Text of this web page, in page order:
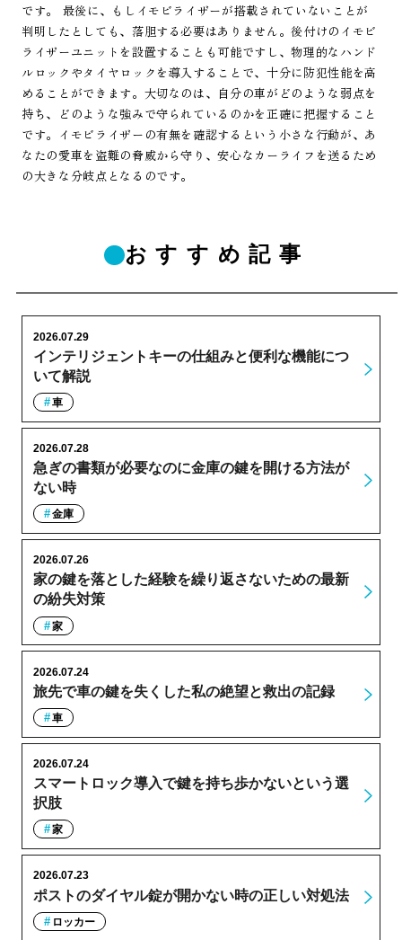
です。 最後に、もしイモビライザーが搭載されていないことが
判明したとしても、落胆する必要はありません。後付けのイモビ
ライザーユニットを設置することも可能ですし、物理的なハンド
ルロックやタイヤロックを導入することで、十分に防犯性能を高
めることができます。大切なのは、自分の車がどのような弱点を
持ち、どのような強みで守られているのかを正確に把握すること
です。イモビライザーの有無を確認するという小さな行動が、あ
なたの愛車を盗難の脅威から守り、安心なカーライフを送るため
の大きな分岐点となるのです。
おすすめ記事
インテリジェントキーの仕組みと便利な機能につ
いて解説
2026.07.29
車
急ぎの書類が必要なのに金庫の鍵を開ける方法が
ない時
2026.07.28
金庫
家の鍵を落とした経験を繰り返さないための最新
の紛失対策
2026.07.26
家
旅先で車の鍵を失くした私の絶望と救出の記録
2026.07.24
車
スマートロック導入で鍵を持ち歩かないという選
択肢
2026.07.24
家
ポストのダイヤル錠が開かない時の正しい対処法
2026.07.23
ロッカー